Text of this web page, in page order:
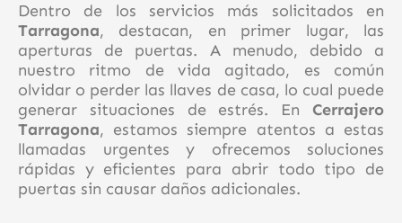
Dentro de los servicios más solicitados en
Tarragona, destacan, en primer lugar, las
aperturas de puertas. A menudo, debido a
nuestro ritmo de vida agitado, es común
olvidar o perder las llaves de casa, lo cual puede
generar situaciones de estrés. En Cerrajero
Tarragona, estamos siempre atentos a estas
llamadas urgentes y ofrecemos soluciones
rápidas y eficientes para abrir todo tipo de
puertas sin causar daños adicionales.